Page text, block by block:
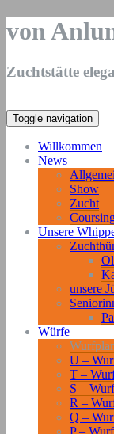
von
Zuchtstätte
Toggle navigation
Willkommen
News
Show
Zucht
Unsere
unsere
Würfe
U –
T –
S – Wurf
R –
Q –
P – Wurf